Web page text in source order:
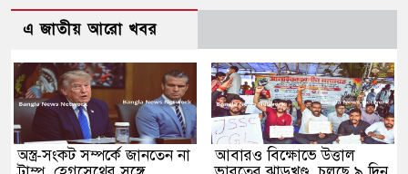
এ জাতীয় আরো খবর
অস্ত্র-সংকট সম্পর্কে জানতেন না
আবারও বিক্ষোভে উত্তাল